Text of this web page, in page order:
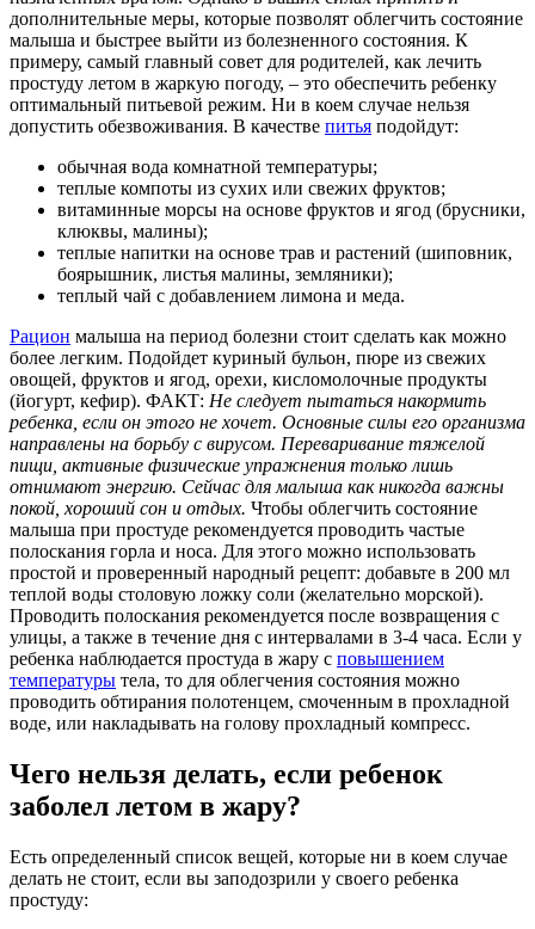
дополнительные меры, которые позволят облегчить состояние
малыша и быстрее выйти из болезненного состояния. К
примеру, самый главный совет для родителей, как лечить
простуду летом в жаркую погоду, – это обеспечить ребенку
оптимальный питьевой режим. Ни в коем случае нельзя
допустить обезвоживания. В качестве питья подойдут:
обычная вода комнатной температуры;
теплые компоты из сухих или свежих фруктов;
витаминные морсы на основе фруктов и ягод (брусники,
клюквы, малины);
теплые напитки на основе трав и растений (шиповник,
боярышник, листья малины, земляники);
теплый чай с добавлением лимона и меда.
Рацион малыша на период болезни стоит сделать как можно
более легким. Подойдет куриный бульон, пюре из свежих
овощей, фруктов и ягод, орехи, кисломолочные продукты
(йогурт, кефир). ФАКТ: Не следует пытаться накормить
ребенка, если он этого не хочет. Основные силы его организма
направлены на борьбу с вирусом. Переваривание тяжелой
пищи, активные физические упражнения только лишь
отнимают энергию. Сейчас для малыша как никогда важны
покой, хороший сон и отдых. Чтобы облегчить состояние
малыша при простуде рекомендуется проводить частые
полоскания горла и носа. Для этого можно использовать
простой и проверенный народный рецепт: добавьте в 200 мл
теплой воды столовую ложку соли (желательно морской).
Проводить полоскания рекомендуется после возвращения с
улицы, а также в течение дня с интервалами в 3-4 часа. Если у
ребенка наблюдается простуда в жару с повышением
температуры тела, то для облегчения состояния можно
проводить обтирания полотенцем, смоченным в прохладной
воде, или накладывать на голову прохладный компресс.
Чего нельзя делать, если ребенок
заболел летом в жару?
Есть определенный список вещей, которые ни в коем случае
делать не стоит, если вы заподозрили у своего ребенка
простуду: